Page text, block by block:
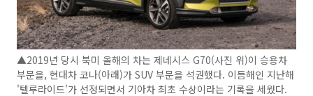
▲2019년 당시 북미 올해의 차는 제네시스 G70(사진 위)이 승용차
부문을, 현대차 코나(아래)가 SUV 부문을 석권했다. 이듬해인 지난해
'텔루라이드'가 선정되면서 기아차 최초 수상이라는 기록을 세웠다.